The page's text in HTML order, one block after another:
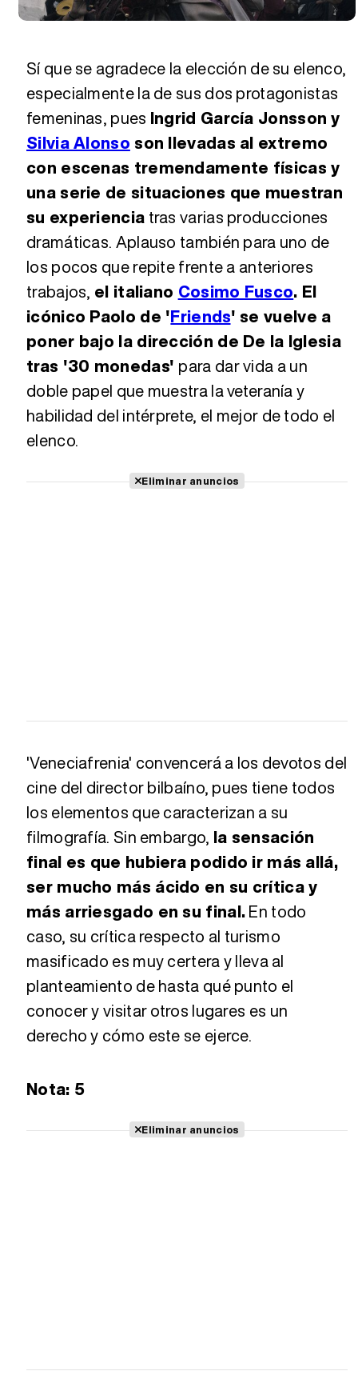
Sí que se agradece la elección de su elenco,
especialmente la de sus dos protagonistas
femeninas, pues Ingrid García Jonsson y
Silvia Alonso son llevadas al extremo
con escenas tremendamente físicas y
una serie de situaciones que muestran
su experiencia tras varias producciones
dramáticas. Aplauso también para uno de
los pocos que repite frente a anteriores
trabajos, el italiano Cosimo Fusco. El
icónico Paolo de 'Friends' se vuelve a
poner bajo la dirección de De la Iglesia
tras '30 monedas' para dar vida a un
doble papel que muestra la veteranía y
habilidad del intérprete, el mejor de todo el
elenco.
Eliminar anuncios
'Veneciafrenia' convencerá a los devotos del
cine del director bilbaíno, pues tiene todos
los elementos que caracterizan a su
filmografía. Sin embargo, la sensación
final es que hubiera podido ir más allá,
ser mucho más ácido en su crítica y
más arriesgado en su final.En todo
caso, su crítica respecto al turismo
masificado es muy certera y lleva al
planteamiento de hasta qué punto el
conocer y visitar otros lugares es un
derecho y cómo este se ejerce.
Nota: 5
Eliminar anuncios